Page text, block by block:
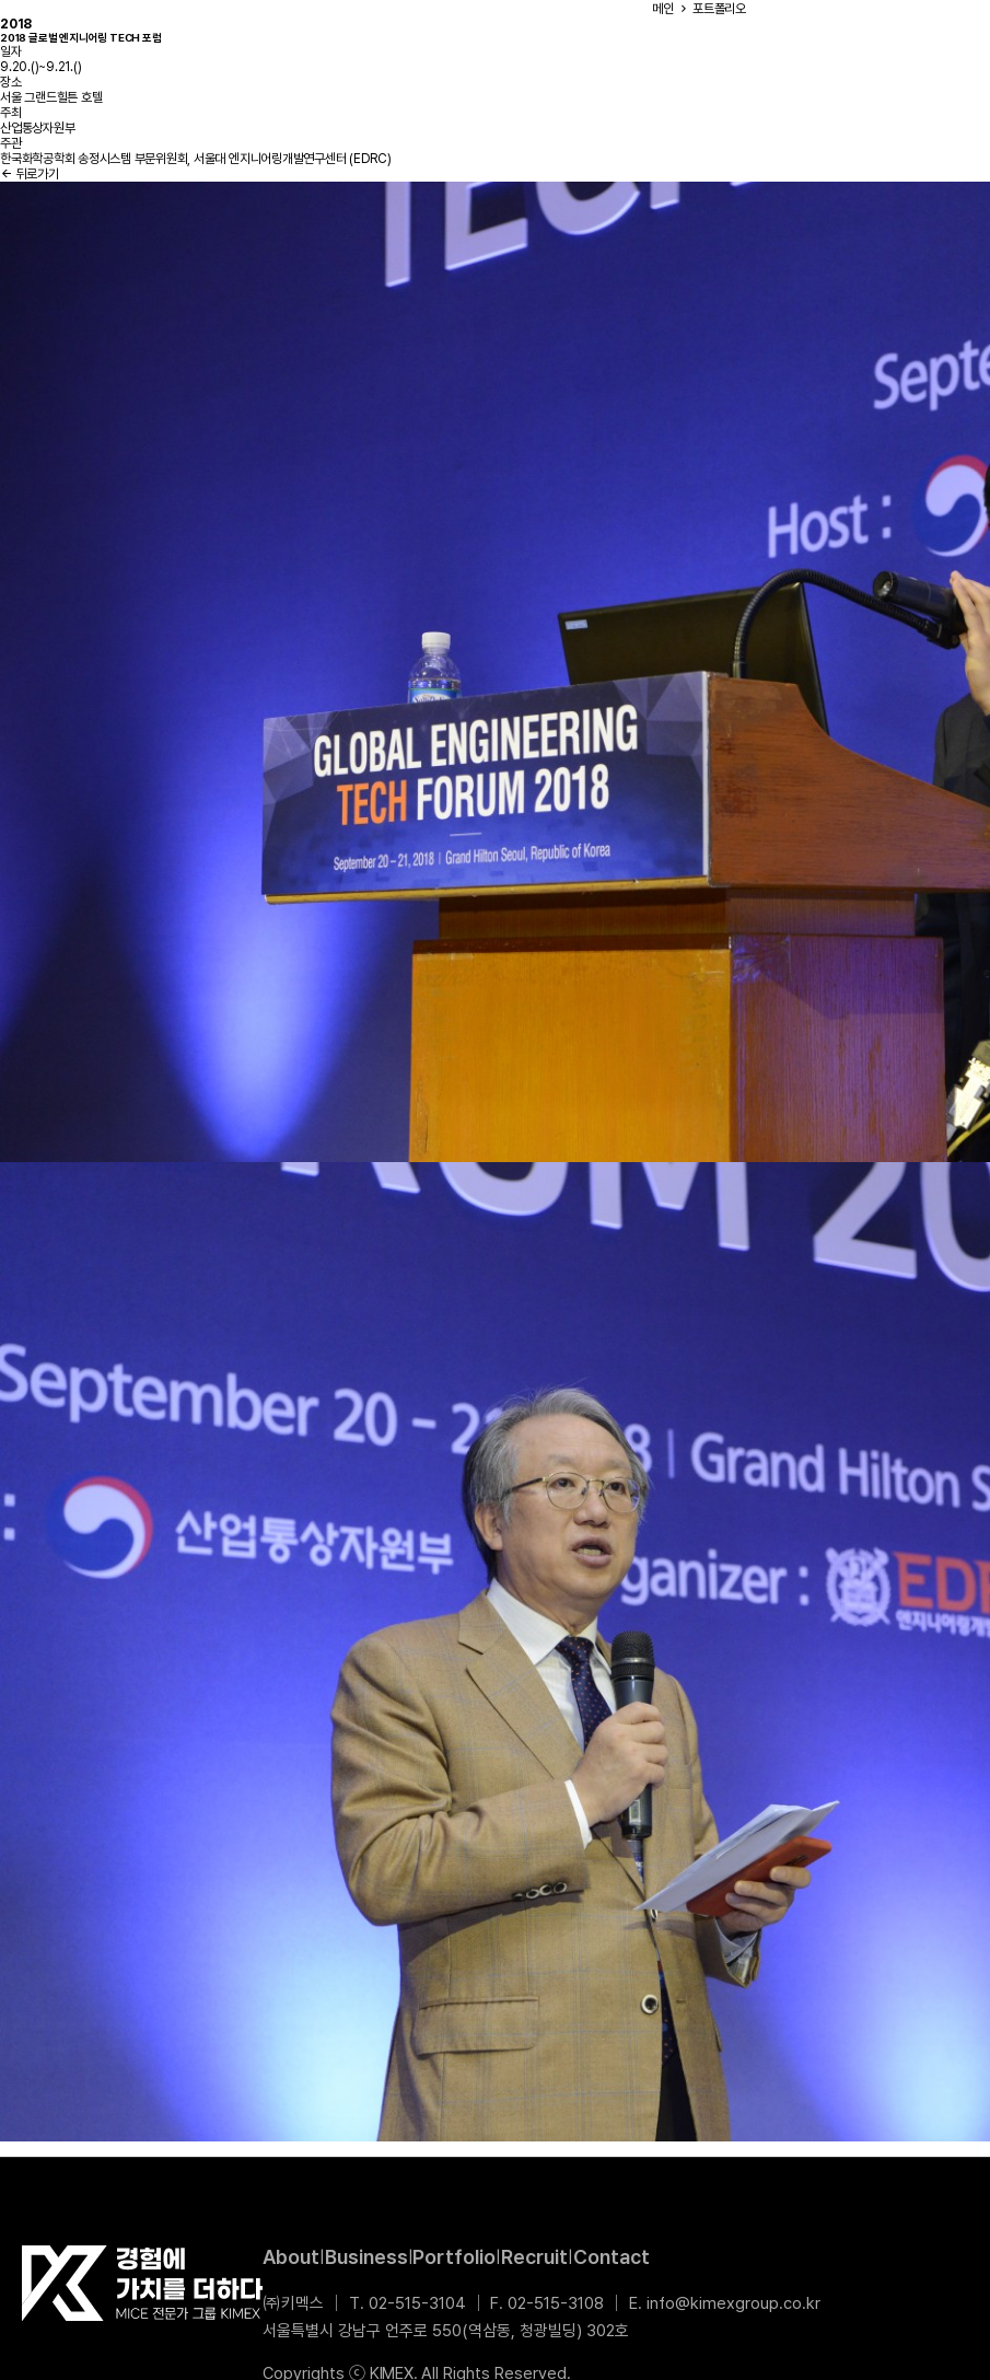
메인
포트폴리오
2018
2018 글로벌 엔지니어링 TECH 포럼
일자
9.20.()~9.21.()
장소
서울 그랜드힐튼 호텔
주최
산업통상자원부
주관
한국화학공학회 송정시스템 부문위원회, 서울대 엔지니어링개발연구센터 (EDRC)
뒤로가기
About Business Portfolio Recruit Contact
㈜키멕스 T. 02-515-3104 F. 02-515-3108
E. info@kimexgroup.co.kr
서울특별시 강남구 언주로 550(역삼동, 청광빌딩) 302호
Copyrights ⓒ KIMEX. All Rights Reserved.